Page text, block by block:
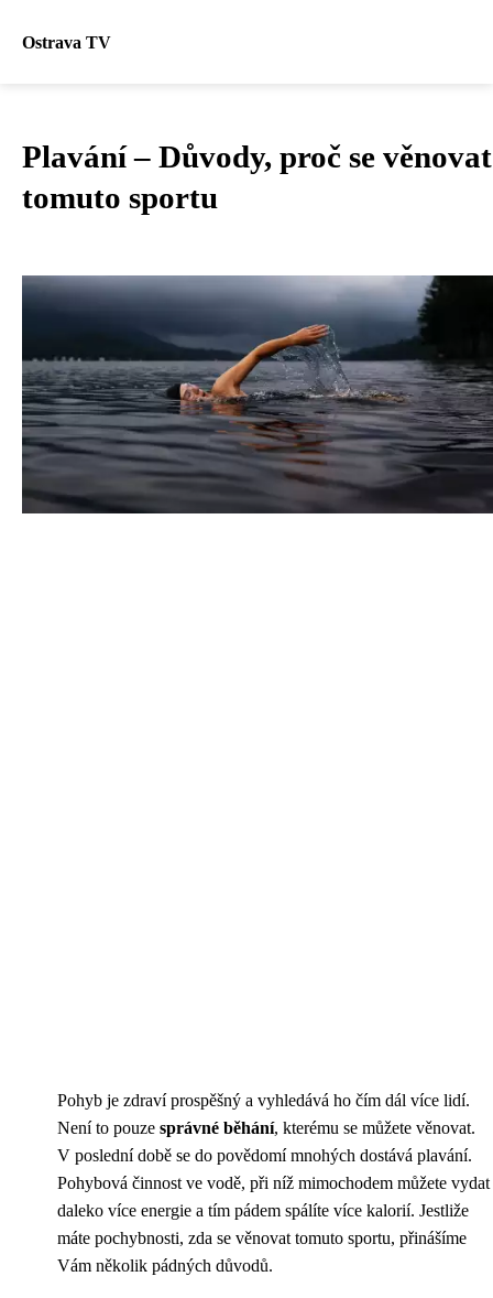
Ostrava TV
Plavání – Důvody, proč se věnovat
tomuto sportu
Pohyb je zdraví prospěšný a vyhledává ho čím dál více lidí.
Není to pouze správné běhání, kterému se můžete věnovat.
V poslední době se do povědomí mnohých dostává plavání.
Pohybová činnost ve vodě, při níž mimochodem můžete vydat
daleko více energie a tím pádem spálíte více kalorií. Jestliže
máte pochybnosti, zda se věnovat tomuto sportu, přinášíme
Vám několik pádných důvodů.